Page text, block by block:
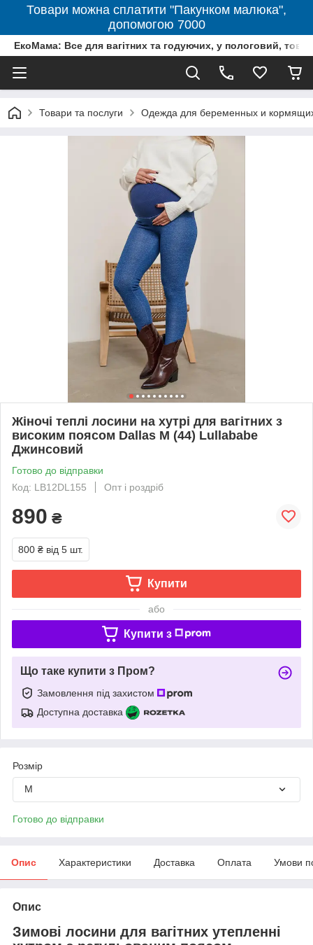
Товари можна сплатити "Пакунком малюка",
допомогою 7000
ЕкоМама: Все для вагітних та годуючих, у пологовий,
Товари та послуги Одежда для беременных и
Жіночі теплі лосини на хутрі для вагітних з
високим поясом Dallas M (44) Lullababe
Джинсовий
Готово до відправки
Код: LB12DL155
Опт і роздріб
890 ₴
800 ₴ від 5 шт.
Купити
або
Купити з
Що таке купити з Пром?
Замовлення під захистом
Доступна доставка
Розмір
M
Готово до відправки
Опис Характеристики Доставка Оплата Умови
Опис
Зимові лосини для вагітних утепленні